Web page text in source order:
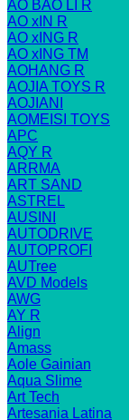
AO BAO LI R
AO xIN R
AO xING R
AO xING TM
AOHANG R
AOJIA TOYS R
AOJIANI
AOMEISI TOYS
APC
AQY R
ARRMA
ART SAND
ASTREL
AUSINI
AUTODRIVE
AUTOPROFI
AUTree
AVD Models
AWG
AY R
Align
Amass
Aole Gainian
Aqua Slime
Art Tech
Artesania Latina